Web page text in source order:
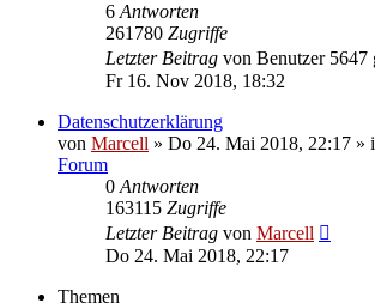
6 Antworten
261780 Zugriffe
Letzter Beitrag von Benutzer 5647
Fr 16. Nov 2018, 18:32
Datenschutzerklärung
von Marcell » Do 24. Mai 2018, 22:17 »
Forum
0 Antworten
163115 Zugriffe
Letzter Beitrag von Marcell
Do 24. Mai 2018, 22:17
Themen